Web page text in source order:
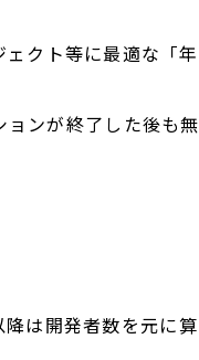
クト等に最適な「年
ンが終了した後も無
は開発者数を元に算